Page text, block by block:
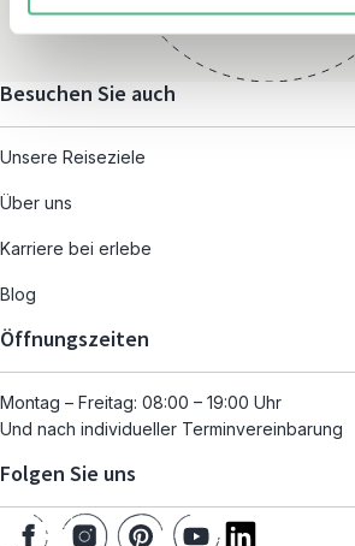
Besuchen Sie auch
Unsere Reiseziele
Über uns
Karriere bei erlebe
Blog
Öffnungszeiten
Montag – Freitag: 08:00 – 19:00 Uhr
Und nach individueller Terminvereinbarung
Folgen Sie uns